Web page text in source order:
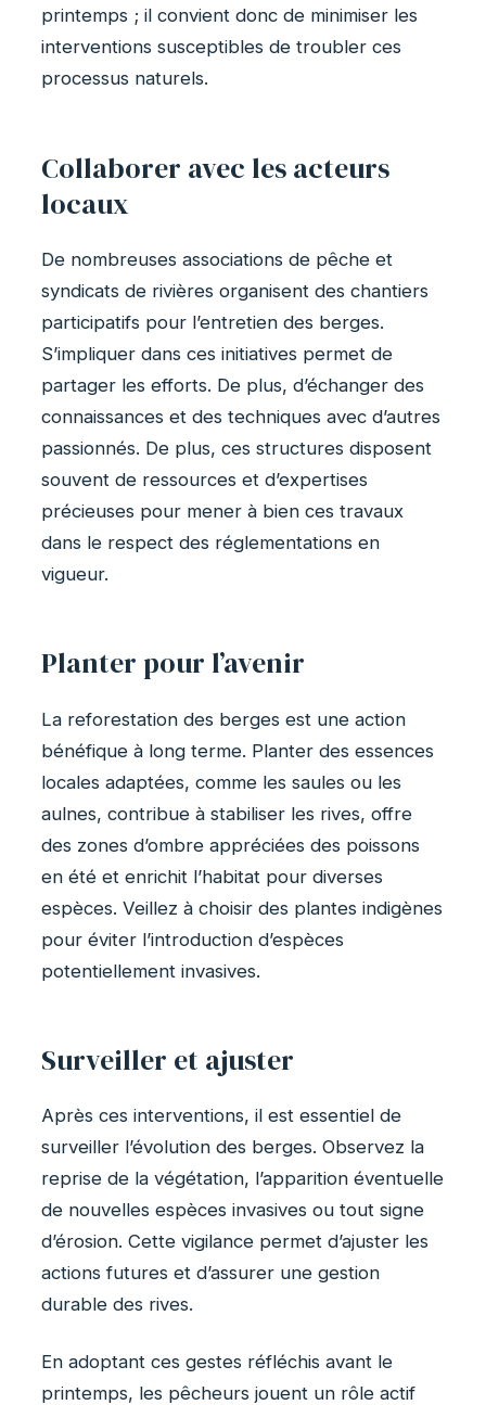
printemps ; il convient donc de minimiser les
interventions susceptibles de troubler ces
processus naturels.
Collaborer avec les acteurs
locaux
De nombreuses associations de pêche et
syndicats de rivières organisent des chantiers
participatifs pour l’entretien des berges.
S’impliquer dans ces initiatives permet de
partager les efforts. De plus, d’échanger des
connaissances et des techniques avec d’autres
passionnés. De plus, ces structures disposent
souvent de ressources et d’expertises
précieuses pour mener à bien ces travaux
dans le respect des réglementations en
vigueur.
Planter pour l’avenir
La reforestation des berges est une action
bénéfique à long terme. Planter des essences
locales adaptées, comme les saules ou les
aulnes, contribue à stabiliser les rives, offre
des zones d’ombre appréciées des poissons
en été et enrichit l’habitat pour diverses
espèces. Veillez à choisir des plantes indigènes
pour éviter l’introduction d’espèces
potentiellement invasives.
Surveiller et ajuster
Après ces interventions, il est essentiel de
surveiller l’évolution des berges. Observez la
reprise de la végétation, l’apparition éventuelle
de nouvelles espèces invasives ou tout signe
d’érosion. Cette vigilance permet d’ajuster les
actions futures et d’assurer une gestion
durable des rives.
En adoptant ces gestes réfléchis avant le
printemps, les pêcheurs jouent un rôle actif